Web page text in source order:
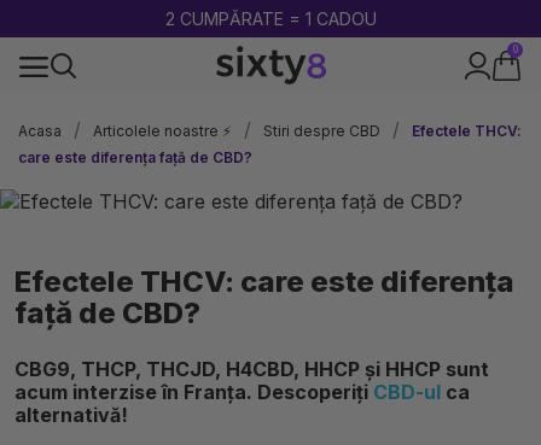
LIVRARE GRATUITA DE LA 250 LEI
0
Acasa
Articolele noastre ⚡ Stiri despre CBD
Efectele THCV:
care este diferența față de CBD?
Efectele THCV: care este diferența
față de CBD?
CBG9, THCP, THCJD, H4CBD, HHCP și HHCP sunt
acum interzise în Franța. Descoperiți CBD-ul ca
alternativă!